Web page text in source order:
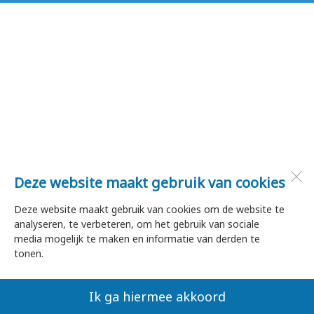
Deze website maakt gebruik van cookies
Deze website maakt gebruik van cookies om de website te
analyseren, te verbeteren, om het gebruik van sociale
media mogelijk te maken en informatie van derden te
tonen.
Ik ga hiermee akkoord